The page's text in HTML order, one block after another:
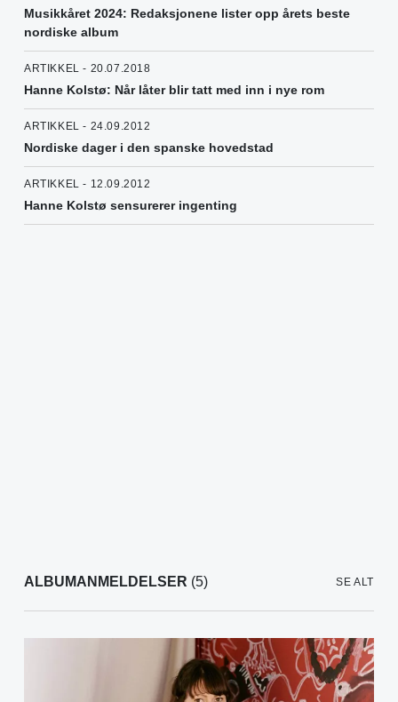
Musikkåret 2024: Redaksjonene lister opp årets beste
nordiske album
ARTIKKEL - 20.07.2018
Hanne Kolstø: Når låter blir tatt med inn i nye rom
ARTIKKEL - 24.09.2012
Nordiske dager i den spanske hovedstad
ARTIKKEL - 12.09.2012
Hanne Kolstø sensurerer ingenting
ALBUMANMELDELSER (5) SE ALT